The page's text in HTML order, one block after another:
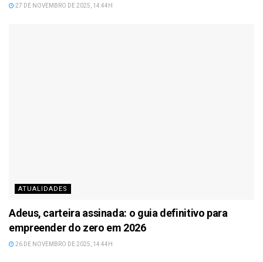
27 DE NOVEMBRO DE 2025, 14:44H
ATUALIDADES
Adeus, carteira assinada: o guia definitivo para
empreender do zero em 2026
26 DE NOVEMBRO DE 2025, 14:44H